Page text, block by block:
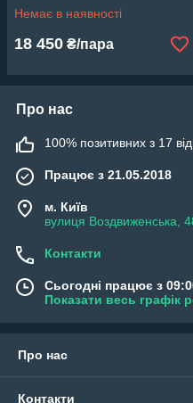
Немає в наявності
18 450 ₴/пара
Про нас
100% позитивних з 17
Працює з 21.05.2018
м. Київ
вулиця Воздвиженська,
Контакти
Сьогодні працює з
Показати весь графік
Про нас
Контакти